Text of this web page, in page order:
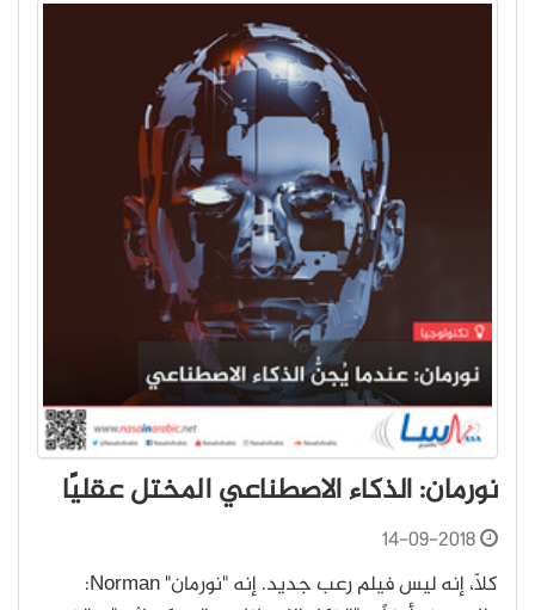
نورمان: الذكاء الاصطناعي المختل عقليًا
14-09-2018
كلّا، إنه ليس فيلم رعب جديد. إنه "نورمان" Norman: